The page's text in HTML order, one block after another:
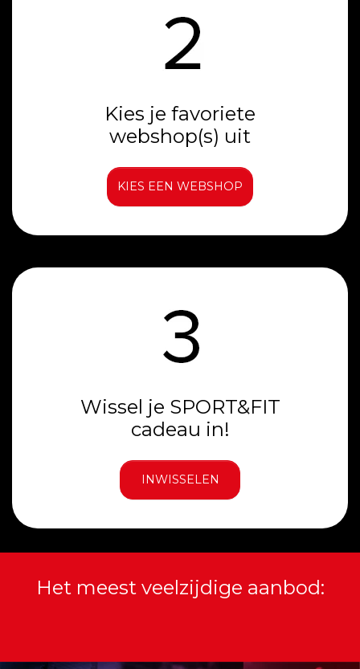
Kies je favoriete
webshop(s) uit
KIES EEN WEBSHOP
Wissel je SPORT&FIT
cadeau in!
INWISSELEN
Het meest veelzijdige aanbod: